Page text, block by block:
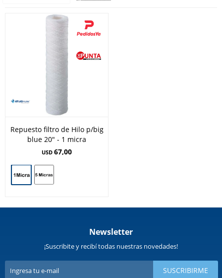
Repuesto filtro de Hilo p/big
blue 20" - 1 micra
USD 67,00
Newsletter
¡Suscribite y recibí todas nuestras novedades!
SUSCRIBIRME